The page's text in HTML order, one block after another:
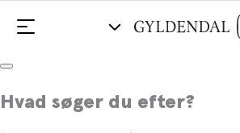
Hvad søger du efter?
Jubii, jeg kan